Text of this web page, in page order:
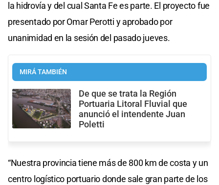
la hidrovía y del cual Santa Fe es parte. El proyecto fue
presentado por Omar Perotti y aprobado por
unanimidad en la sesión del pasado jueves.
MIRÁ TAMBIÉN
De que se trata la Región
Portuaria Litoral Fluvial que
anunció el intendente Juan
Poletti
“Nuestra provincia tiene más de 800 km de costa y un
centro logístico portuario donde sale gran parte de los